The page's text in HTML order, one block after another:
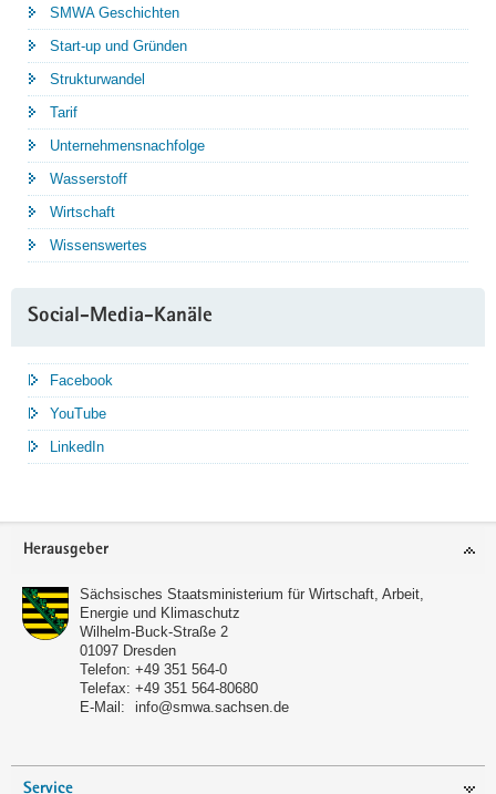
SMWA Geschichten
Start-up und Gründen
Strukturwandel
Tarif
Unternehmensnachfolge
Wasserstoff
Wirtschaft
Wissenswertes
Social-Media-Kanäle
Facebook
YouTube
LinkedIn
Service
Herausgeber
Sächsisches Staatsministerium für Wirtschaft, Arbeit,
Energie und Klimaschutz
Wilhelm-Buck-Straße 2
01097 Dresden
Telefon: +49 351 564-0
Telefax: +49 351 564-80680
E-Mail:
info@smwa.sachsen.de
Service